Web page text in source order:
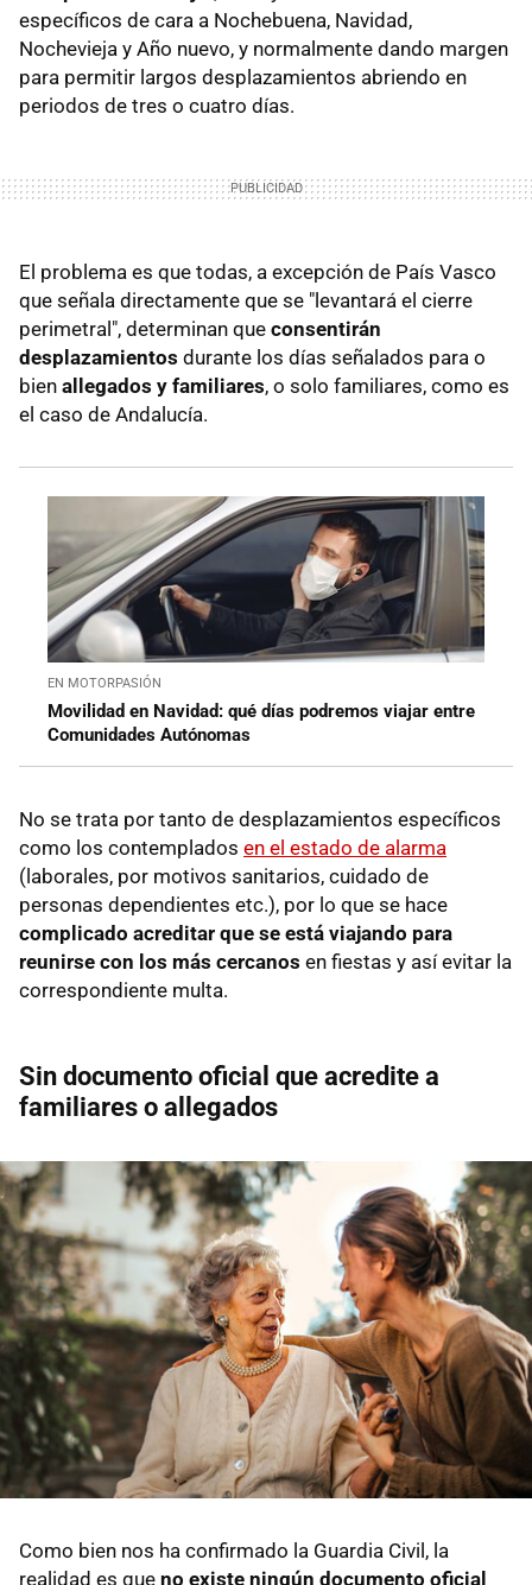
específicos de cara a Nochebuena, Navidad,
Nochevieja y Año nuevo, y normalmente dando margen
para permitir largos desplazamientos abriendo en
periodos de tres o cuatro días.
El problema es que todas, a excepción de País Vasco
que señala directamente que se "levantará el cierre
perimetral", determinan que consentirán
desplazamientos durante los días señalados para o
bien allegados y familiares, o solo familiares, como es
el caso de Andalucía.
EN MOTORPASIÓN
Movilidad en Navidad: qué días podremos viajar entre
Comunidades Autónomas
No se trata por tanto de desplazamientos específicos
como los contemplados en el estado de alarma
(laborales, por motivos sanitarios, cuidado de
personas dependientes etc.), por lo que se hace
complicado acreditar que se está viajando para
reunirse con los más cercanos en fiestas y así evitar la
correspondiente multa.
Sin documento oficial que acredite a
familiares o allegados
Como bien nos ha confirmado la Guardia Civil, la
realidad es que no existe ningún documento oficial